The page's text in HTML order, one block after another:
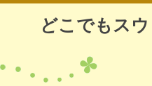
どこでもス